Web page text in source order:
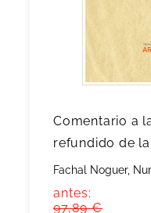
Comentario a
refundido de
Fachal Noguer,
antes:
97,89 €